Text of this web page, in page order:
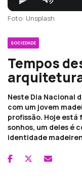
Foto: Unsplash
SOCIEDADE
Tempos
Neste Dia Nacional
com um jovem
profissão. Hoje
sonhos, um deles é
identidade